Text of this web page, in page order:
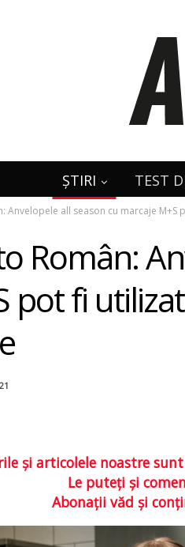
ȘTIRI TEST
Anvelopele all season cu marcaje
Român:
pot fi
şi articolele noastre sunt
Le puteţi şi
Abonaţii văd şi